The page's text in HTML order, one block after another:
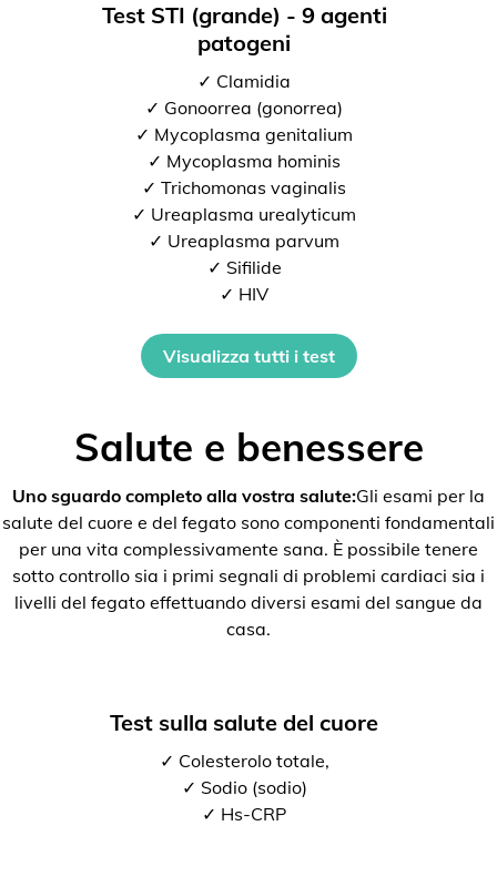
Test STI (grande) - 9 agenti
patogeni
✓ Clamidia
✓ Gonoorrea (gonorrea)
✓ Mycoplasma genitalium
✓ Mycoplasma hominis
✓ Trichomonas vaginalis
✓ Ureaplasma urealyticum
✓ Ureaplasma parvum
✓ Sifilide
✓ HIV
Visualizza tutti i test
Salute e benessere
Uno sguardo completo alla vostra salute:Gli esami per la
salute del cuore e del fegato sono componenti fondamentali
per una vita complessivamente sana. È possibile tenere
sotto controllo sia i primi segnali di problemi cardiaci sia i
livelli del fegato effettuando diversi esami del sangue da
casa.
Test sulla salute del cuore
✓ Colesterolo totale,
✓ Sodio (sodio)
✓ Hs-CRP